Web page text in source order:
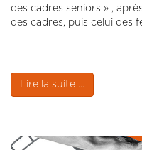
des cadres seniors » ,
des cadres, puis celui des
Lire la suite ...